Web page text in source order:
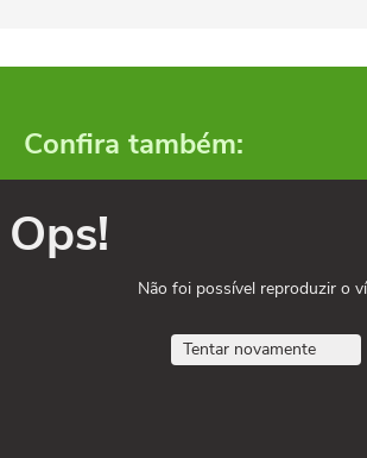
Confira também:
Ops!
Não foi possível reproduzir o
Tentar novamente